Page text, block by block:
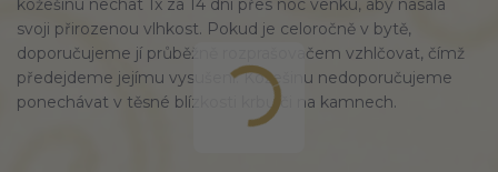
kožešinu nechat 1x za 14 dní přes noc venku, aby nasála
svoji přirozenou vlhkost. Pokud je celoročně v bytě,
doporučujeme jí průběžně rozprašovačem vzhlčovat, čímž
předejdeme jejímu vysušení. Kožešinu nedoporučujeme
ponechávat v těsné blízkosti krbu či na kamnech.